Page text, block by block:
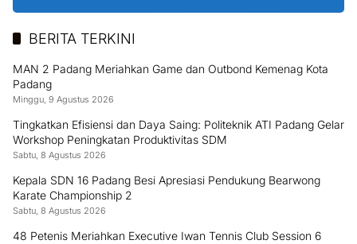
BERITA TERKINI
MAN 2 Padang Meriahkan Game dan Outbond Kemenag Kota
Padang
Minggu, 9 Agustus 2026
Tingkatkan Efisiensi dan Daya Saing: Politeknik ATI Padang Gelar
Workshop Peningkatan Produktivitas SDM
Sabtu, 8 Agustus 2026
Kepala SDN 16 Padang Besi Apresiasi Pendukung Bearwong
Karate Championship 2
Sabtu, 8 Agustus 2026
48 Petenis Meriahkan Executive Iwan Tennis Club Session 6